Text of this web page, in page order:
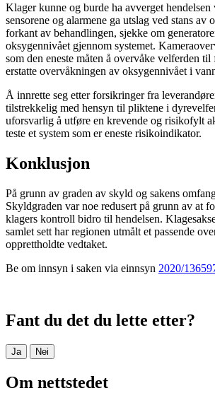
Klager kunne og burde ha avverget hendelsen
sensorene og alarmene ga utslag ved stans av
forkant av behandlingen, sjekke om
oksygennivået gjennom systemet.
som den eneste måten å overvåke velferden
erstatte overvåkningen av oksygennivået i
Å innrette seg etter forsikringer fra
tilstrekkelig med hensyn til pliktene i
uforsvarlig å utføre en krevende og risikofylt
teste et system som er eneste risikoindikator.
Konklusjon
På grunn av graden av skyld og sakens
Skyldgraden var noe redusert på grunn av at
klagers kontroll bidro til hendelsen.
samlet sett har regionen utmålt et passende
opprettholdte vedtaket.
Be om innsyn i saken via einnsyn 2020/
Fant du det du lette etter?
Ja Nei
Om nettstedet